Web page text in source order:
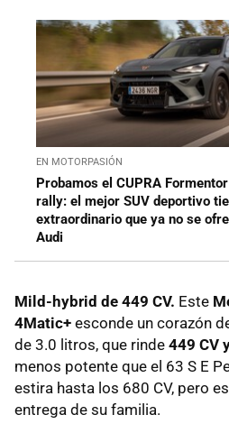
EN MOTORPASIÓN
Probamos el CUPRA
rally: el mejor SUV deportivo
extraordinario que ya no se
Audi
Mild-hybrid de 449 CV. Este
4Matic+ esconde un corazón
de 3.0 litros, que rinde 449 CV
menos potente que el 63 S E
estira hasta los 680 CV, pero
entrega de su familia.